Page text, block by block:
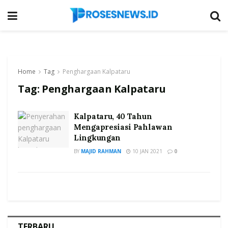
Home Tag Penghargaan Kalpataru
Tag: Penghargaan Kalpataru
Kalpataru, 40 Tahun
Mengapresiasi Pahlawan
Lingkungan
BY MAJID RAHMAN 10 JAN 2021 0